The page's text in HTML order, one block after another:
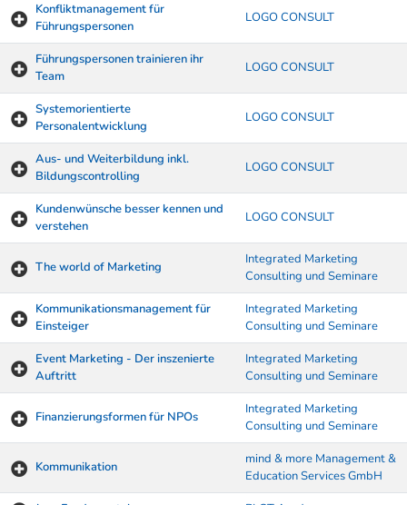
Konfliktmanagement für
Führungspersonen
LOGO CONSULT
Führungspersonen trainieren ihr
Team
LOGO CONSULT
Systemorientierte
Personalentwicklung
LOGO CONSULT
Aus- und Weiterbildung inkl.
Bildungscontrolling
LOGO CONSULT
Kundenwünsche besser kennen und
verstehen
LOGO CONSULT
The world of Marketing
Integrated Marketing
Consulting und Seminare
Kommunikationsmanagement für
Einsteiger
Integrated Marketing
Consulting und Seminare
Event Marketing - Der inszenierte
Auftritt
Integrated Marketing
Consulting und Seminare
Finanzierungsformen für NPOs
Integrated Marketing
Consulting und Seminare
Kommunikation
mind & more Management &
Education Services GmbH